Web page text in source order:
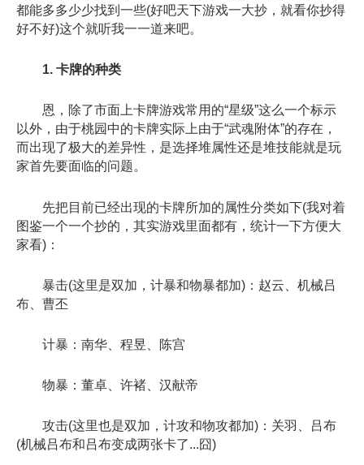
都能多多少少找到一些(好吧天下游戏一大抄，就看你抄得
好不好)这个就听我一一道来吧。
1. 卡牌的种类
恩，除了市面上卡牌游戏常用的“星级”这么一个标示
以外，由于桃园中的卡牌实际上由于“武魂附体”的存在，
而出现了极大的差异性，是选择堆属性还是堆技能就是玩
家首先要面临的问题。
先把目前已经出现的卡牌所加的属性分类如下(我对着
图鉴一个一个抄的，其实游戏里面都有，统计一下方便大
家看)：
暴击(这里是双加，计暴和物暴都加)：赵云、机械吕
布、曹丕
计暴：南华、程昱、陈宫
物暴：董卓、许褚、汉献帝
攻击(这里也是双加，计攻和物攻都加)：关羽、吕布
(机械吕布和吕布变成两张卡了...囧)